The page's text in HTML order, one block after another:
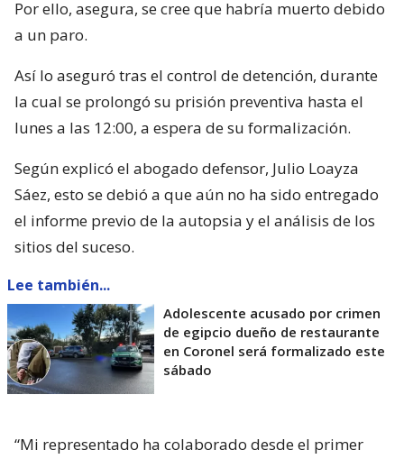
Por ello, asegura, se cree que habría muerto debido
a un paro.
Así lo aseguró tras el control de detención, durante
la cual se prolongó su prisión preventiva hasta el
lunes a las 12:00, a espera de su formalización.
Según explicó el abogado defensor, Julio Loayza
Sáez, esto se debió a que aún no ha sido entregado
el informe previo de la autopsia y el análisis de los
sitios del suceso.
Lee también...
Adolescente acusado por crimen
de egipcio dueño de restaurante
en Coronel será formalizado este
sábado
“Mi representado ha colaborado desde el primer